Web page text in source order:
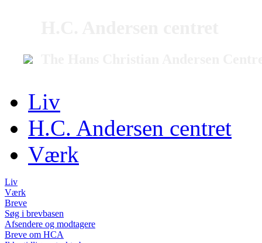
Liv
H.C. Andersen centret
Værk
Liv
Værk
Breve
Søg i brevbasen
Afsendere og modtagere
Breve om HCA